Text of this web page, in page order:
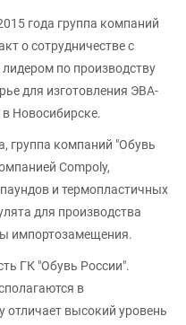
года группа компаний
о сотрудничестве с
по производству
для изготовления ЭВА-
Новосибирске.
группа компаний "Обувь
Compoly,
и термопластичных
для производства
импортозамещения.
ГК "Обувь России".
в
отличает высокий уровень